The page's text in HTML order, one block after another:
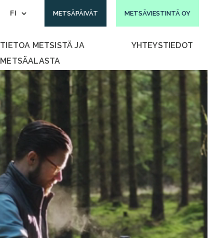
METSÄPÄIVÄT METSÄVIESTINTÄ OY
TIETOA METSISTÄ JA
METSÄALASTA
YHTEYSTIEDOT